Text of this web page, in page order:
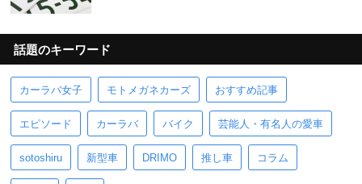
話題のキーワード
カーラバ女子 モトメガネカーズ おすすめ記事
エピソード カーラバ バイク 芸能人・有名人の愛車
sotoshiru 新型車 DRIMO 推し車 コラム